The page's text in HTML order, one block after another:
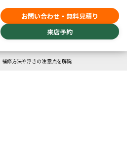
お問い合わせ・無料見積り
来店予約
修方法や浮きの注意点を解説